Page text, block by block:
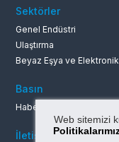
Sektörler
Genel Endüstri
Ulaştırma
Beyaz Eşya ve Elektronik
Basın
Haberler ve Duyurular
İletişim
Web sitemizi